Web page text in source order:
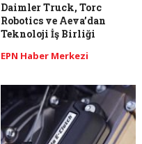
Daimler Truck, Torc
Robotics ve Aeva’dan
Teknoloji İş Birliği
EPN Haber Merkezi